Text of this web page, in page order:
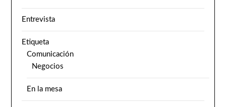
Entrevista
Etiqueta
Comunicación
Negocios
En la mesa